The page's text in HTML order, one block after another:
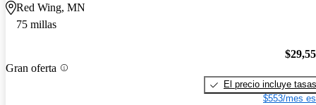
Red Wing, MN
75 millas
Gran oferta
El precio incluye tasas
$553/mes